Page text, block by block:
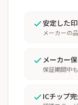
安定した
メーカーの
メーカー
保証期間中
ICチップ